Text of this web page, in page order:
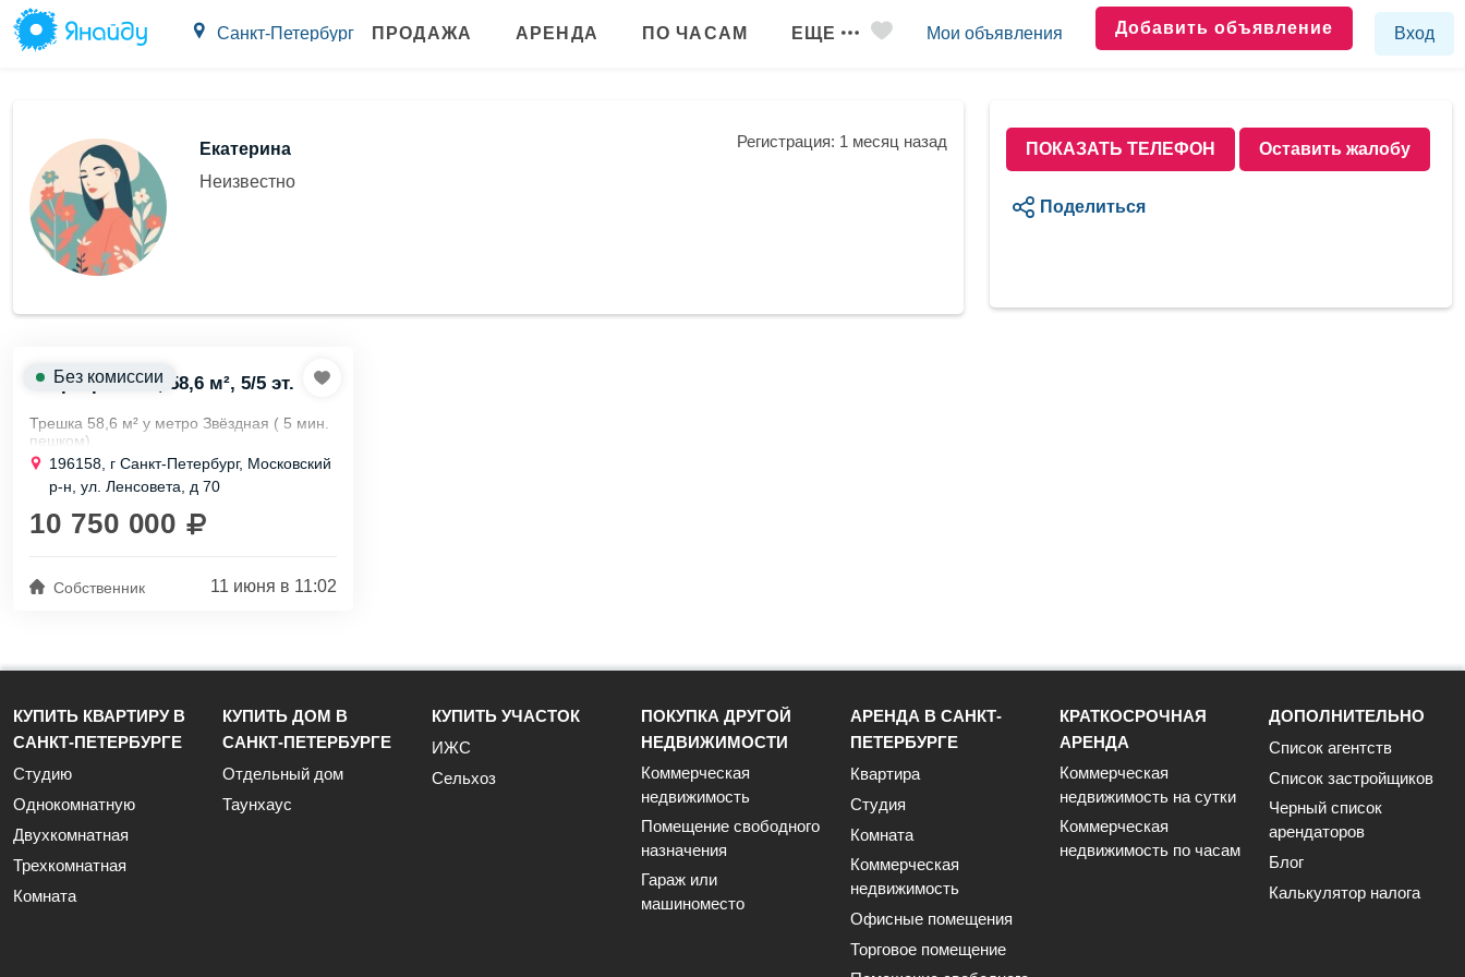
Санкт-Петербург ПРОДАЖА АРЕНДА ПО ЧАСАМ ЕЩЕ Мои объявления Добавить объявление Вход
Регистрация: 1 месяц назад
Екатерина
Неизвестно
ПОКАЗАТЬ ТЕЛЕФОН Оставить жалобу
Поделиться
Квартира 3х к., 58,6 м², 5/5 эт.
Трешка 58,6 м² у метро Звёздная ( 5 мин.
пешком).
Продаю квартиру на ул. Ленсовета, д.70 в
панельном доме 1965 года.
Общая площадь квартиры: 58,6 м², жилая
- 44. Три светлые...
196158, г Санкт-Петербург, Московский
р-н, ул. Ленсовета, д 70
10 750 000
Собственник 11 июня в 11:02
Без комиссии
КУПИТЬ КВАРТИРУ В
САНКТ-ПЕТЕРБУРГЕ
Студию
Однокомнатную
Двухкомнатная
Трехкомнатная
Комната
КУПИТЬ ДОМ В
САНКТ-ПЕТЕРБУРГЕ
Отдельный дом
Таунхаус
КУПИТЬ УЧАСТОК
ИЖС
Сельхоз
ПОКУПКА ДРУГОЙ
НЕДВИЖИМОСТИ
Коммерческая
недвижимость
Помещение свободного
назначения
Гараж или
машиноместо
АРЕНДА В САНКТ-
ПЕТЕРБУРГЕ
Квартира
Студия
Комната
Коммерческая
недвижимость
Офисные помещения
Торговое помещение
КРАТКОСРОЧНАЯ
АРЕНДА
Коммерческая
недвижимость на сутки
Коммерческая
недвижимость по часам
ДОПОЛНИТЕЛЬНО
Список агентств
Список застройщиков
Черный список
арендаторов
Блог
Калькулятор налога